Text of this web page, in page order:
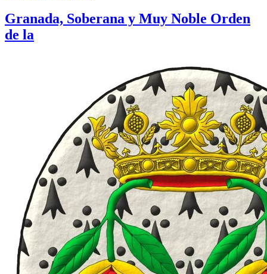
Granada, Soberana y Muy Noble Orden
de la